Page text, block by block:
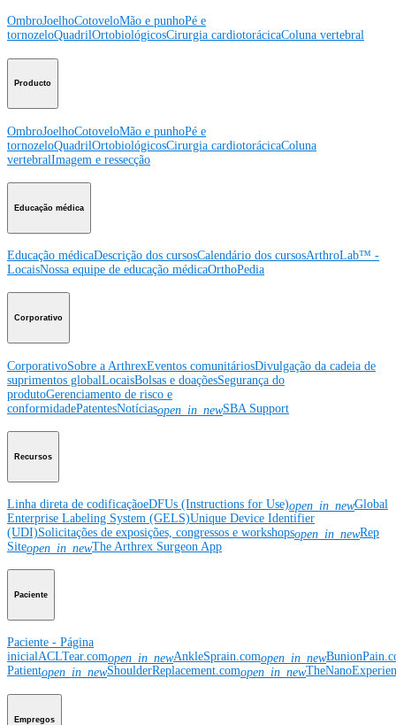
OmbroJoelhoCotoveloMão e punhoPé e
tornozeloQuadrilOrtobiológicosCirurgia cardiotorácicaColuna vertebral
Producto
OmbroJoelhoCotoveloMão e punhoPé e
tornozeloQuadrilOrtobiológicosCirurgia cardiotorácicaColuna
vertebralImagem e ressecção
Educação médica
Educação médicaDescrição dos cursosCalendário dos cursosArthroLab™ -
LocaisNossa equipe de educação médicaOrthoPedia
Corporativo
CorporativoSobre a ArthrexEventos comunitáriosDivulgação da cadeia de
suprimentos globalLocaisBolsas e doaçõesSegurança do
produtoGerenciamento de risco e
conformidadePatentesNotíciasopen_in_newSBA Support
Recursos
Linha direta de codificaçãoeDFUs (Instructions for Use)open_in_newGlobal
Enterprise Labeling System (GELS)Unique Device Identifier
(UDI)Solicitações de exposições, congressos e workshopsopen_in_newRep
Siteopen_in_newThe Arthrex Surgeon App
Paciente
Paciente - Página
inicialACLTear.comopen_in_newAnkleSprain.comopen_in_new
Patientopen_in_newShoulderReplacement.comopen_in_new
Empregos